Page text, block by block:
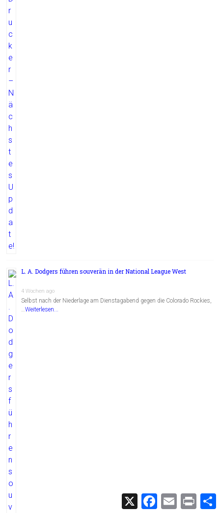
L. A. Dodgers führen souverän in der National League West
4 Wochen ago
Selbst nach der Niederlage am Dienstagabend gegen die Colorado Rockies,
…Weiterlesen...
X
F
E
m
P